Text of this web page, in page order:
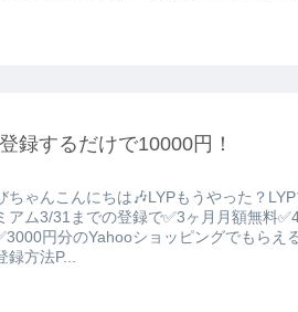
録するだけで10000円！
ちゃんこんにちは🎶LYPもうやった？
アム3/31までの登録で✅3ヶ月月額無料
円分のYahooショッピングでもらえ
録方法P...